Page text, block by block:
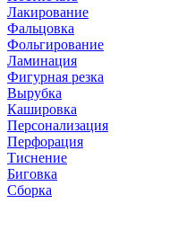
Лакирование
Фальцовка
Фольгирование
Ламинация
Фигурная резка
Вырубка
Кашировка
Персонализация
Перфорация
Тиснение
Биговка
Сборка